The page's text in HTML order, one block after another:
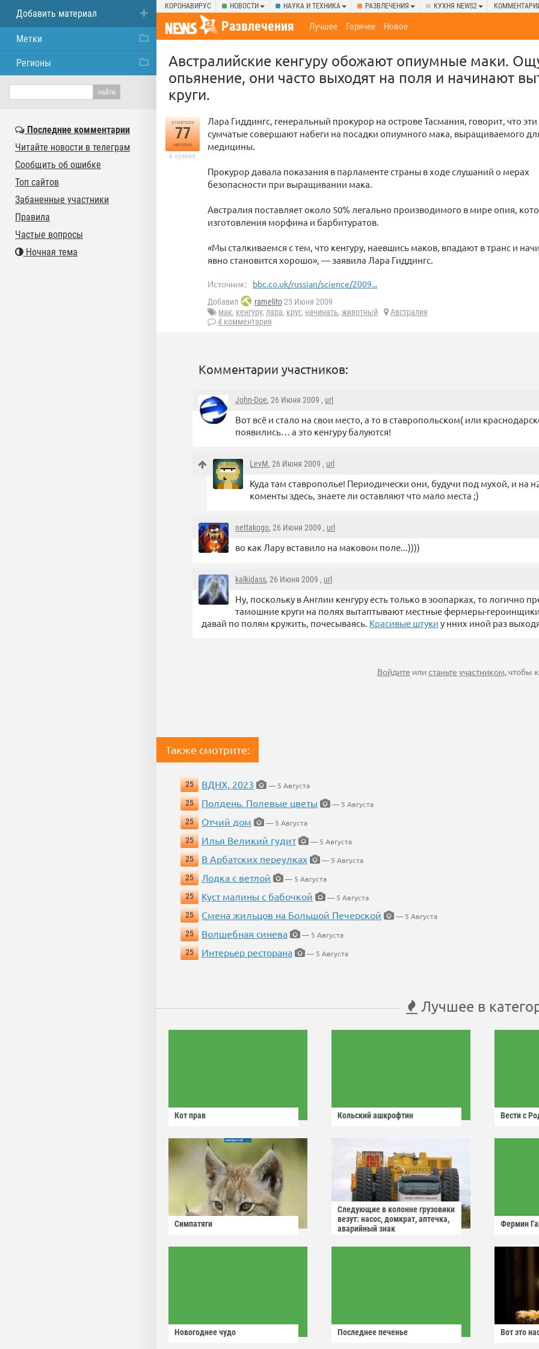
КОРОНАВИРУС НОВОСТИ НАУКА И ТЕХНИКА РАЗВЛЕЧЕНИЯ КУХНЯ NEWS2
Развлечения Лучшее Горячее Новое
Австралийские кенгуру обожают опиумные маки.
опьянение, они часто выходят на поля и начинают
круги.
отметили
77
человек
в архиве
Лара Гиддингс, генеральный прокурор на острове Тасмания, говорит, что эти
сумчатые совершают набеги на посадки опиумного мака, выращиваемого
медицины.
Прокурор давала показания в парламенте страны в ходе слушаний о мерах
безопасности при выращивании мака.
Австралия поставляет около 50% легально производимого в мире опия,
изготовления морфина и барбитуратов.
«Мы сталкиваемся с тем, что кенгуру, наевшись маков, впадают в транс и
явно становится хорошо», — заявила Лара Гиддингс.
Источник: bbc.co.uk/russian/science/2009...
Добавил ramelito25 Июня 2009
мак, кенгуру, лара, круг, начинать, животный
Австралия
4 комментария
Комментарии участников:
John-Doe, 26 Июня 2009 , url
Вот всё и стало на свои место, а то в ставропольском( или
появились… а это кенгуру балуются!
LevM, 26 Июня 2009 , url
Куда там ставрополье! Периодически они, будучи под мухой, и на
коменты здесь, знаете ли оставляют что мало места ;)
nettakogo, 26 Июня 2009 , url
во как Лару вставило на маковом поле...))))
kalkidass, 26 Июня 2009 , url
Ну, поскольку в Англии кенгуру есть только в зоопарках, то логично
тамошние круги на полях вытаптывают местные фермеры-
давай по полям кружить, почесываясь. Красивые штуки у нних иной раз
Войдите илистаньте участником, чтобы
Также смотрите:
25 ВДНХ, 2023
— 5 Августа
25
Полдень. Полевые цветы
— 5 Августа
25
Отчий дом
— 5 Августа
25
Илья Великий гудит
— 5 Августа
25
В Арбатских переулках
— 5 Августа
25
Лодка с ветлой
— 5 Августа
25
Куст малины с бабочкой
— 5 Августа
25
Смена жильцов на Большой Печерской
— 5 Августа
25
Волшебная синева
— 5 Августа
25
Интерьер ресторана — 5 Августа
Лучшее в
Кот прав Кольский ашкрофтин Вести с
Симпатяги
Следующие в колонне грузовики
везут: насос, домкрат, аптечка,
аварийный знак
Фермин
Новогоднее чудо Последнее печенье Вот это
Добавить материал
Метки
Регионы
Последние комментарии
Читайте новости в телеграм
Сообщить об ошибке
Топ сайтов
Забаненные участники
Правила
Частые вопросы
Ночная тема